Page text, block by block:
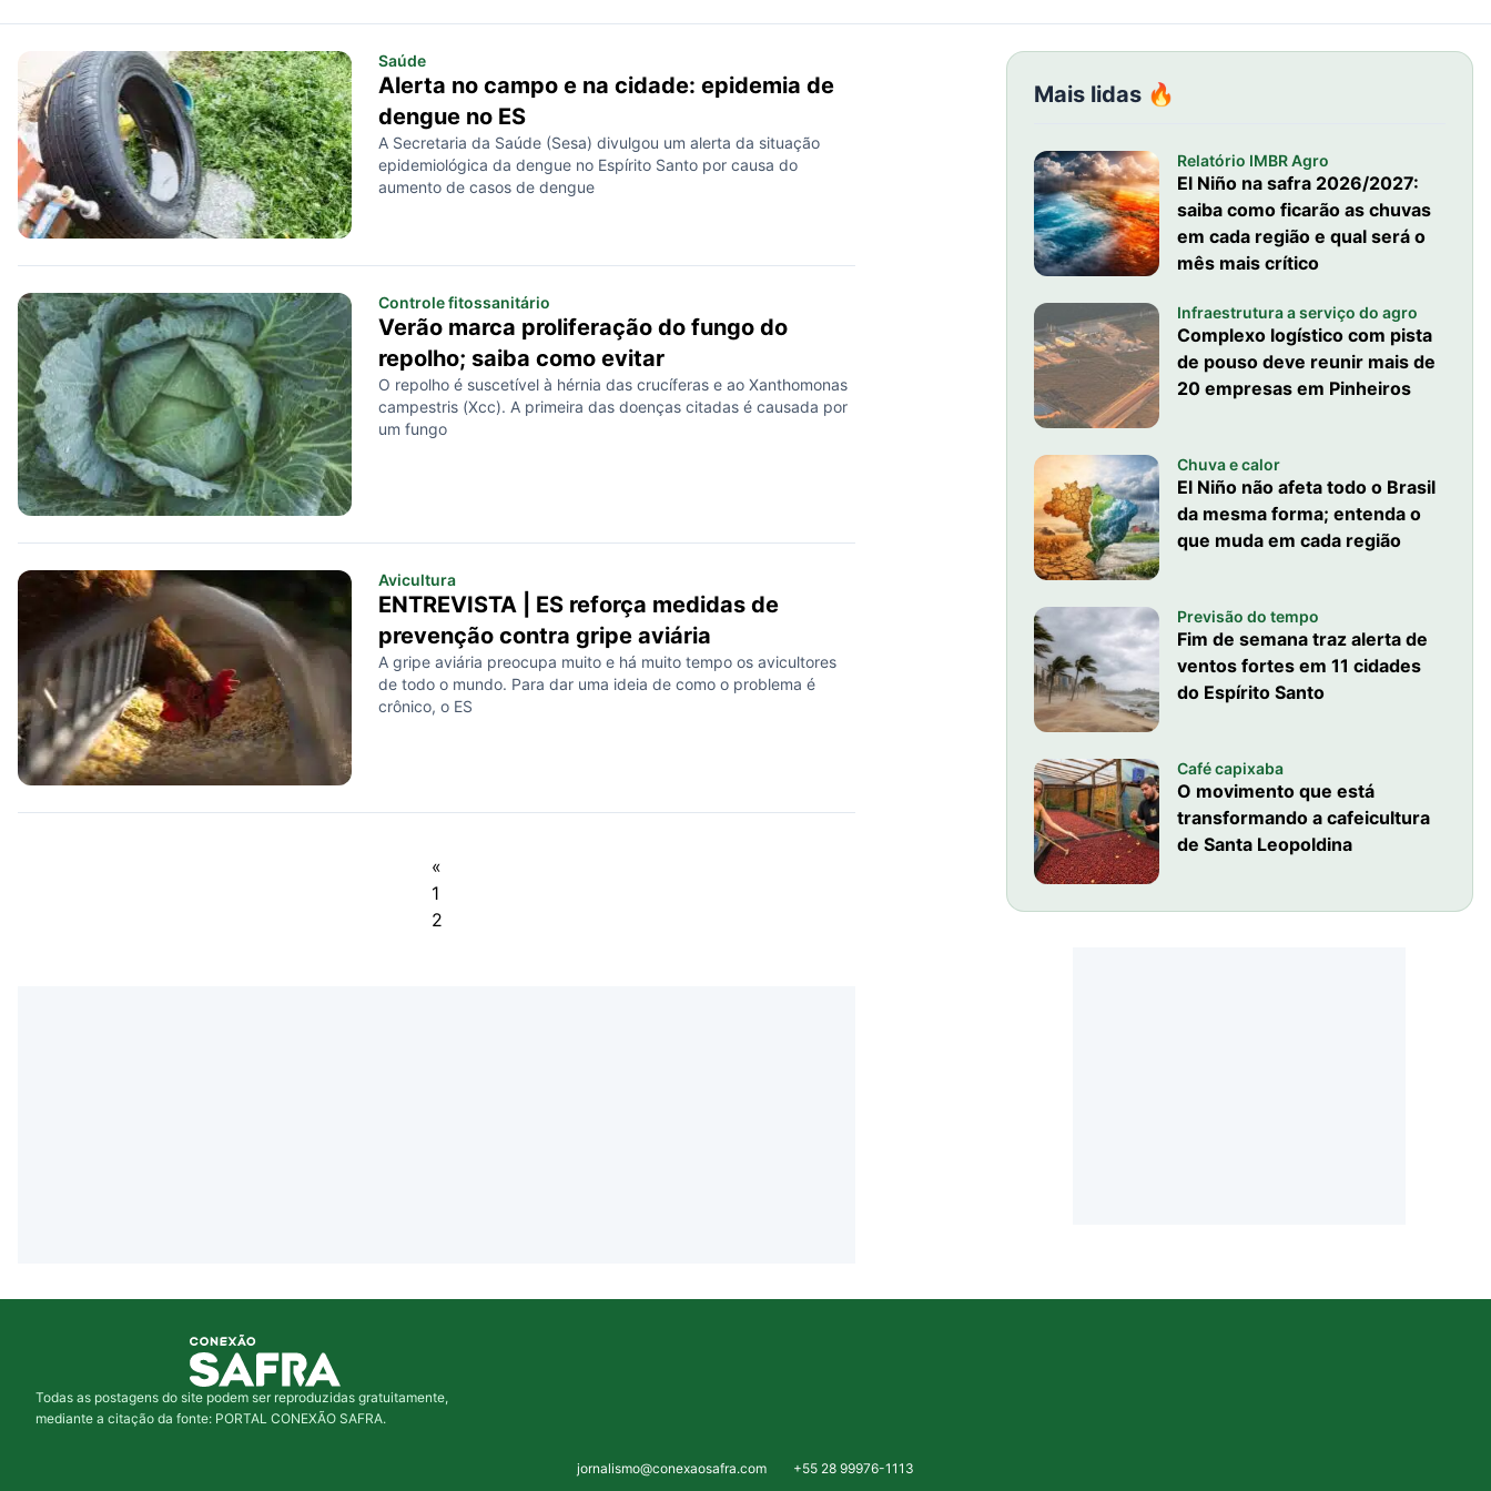
Saúde
Alerta no campo e na cidade: epidemia de
dengue no ES
A Secretaria da Saúde (Sesa) divulgou um alerta da situação
epidemiológica da dengue no Espírito Santo por causa do
aumento de casos de dengue
Controle fitossanitário
Verão marca proliferação do fungo do
repolho; saiba como evitar
O repolho é suscetível à hérnia das crucíferas e ao Xanthomonas
campestris (Xcc). A primeira das doenças citadas é causada por
um fungo
Avicultura
ENTREVISTA | ES reforça medidas de
prevenção contra gripe aviária
A gripe aviária preocupa muito e há muito tempo os avicultores
de todo o mundo. Para dar uma ideia de como o problema é
crônico, o ES
«
1
2
Mais lidas 🔥
Relatório IMBR Agro
El Niño na safra 2026/2027:
saiba como ficarão as chuvas
em cada região e qual será o
mês mais crítico
Infraestrutura a serviço do agro
Complexo logístico com pista
de pouso deve reunir mais de
20 empresas em Pinheiros
Chuva e calor
El Niño não afeta todo o Brasil
da mesma forma; entenda o
que muda em cada região
Previsão do tempo
Fim de semana traz alerta de
ventos fortes em 11 cidades
do Espírito Santo
Café capixaba
O movimento que está
transformando a cafeicultura
de Santa Leopoldina
Todas as postagens do site podem ser reproduzidas gratuitamente,
mediante a citação da fonte: PORTAL CONEXÃO SAFRA.
jornalismo@conexaosafra.com +55 28 99976-1113